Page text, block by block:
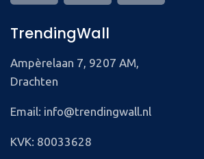
TrendingWall
Ampèrelaan 7, 9207 AM,
Drachten
Email: info@trendingwall.nl
KVK: 80033628